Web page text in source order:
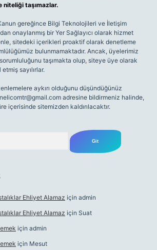
niteliği taşımazlar.
gereğince Bilgi Teknolojileri ve İletişim
onaylanmış bir Yer Sağlayıcı olarak hizmet
sitedeki içerikleri proaktif olarak denetleme
bulunmamaktadır. Ancak, üyelerimiz
taşımakta olup, siteye üye olarak
sayılırlar.
aykırı olduğunu düşündüğünüz
adresine bildirmeniz halinde,
içerisinde sitemizden kaldırılacaktır.
Ehliyet Alamaz için admin
Ehliyet Alamaz için Suat
için admin
için Mesut